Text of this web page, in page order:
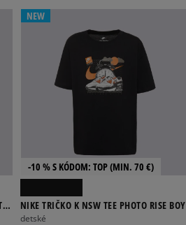
NEW
-10 % S KÓDOM: TOP (MIN. 70 €)
NIKE TRIČKO K NSW TEE PHOTO RISE BOY
detské